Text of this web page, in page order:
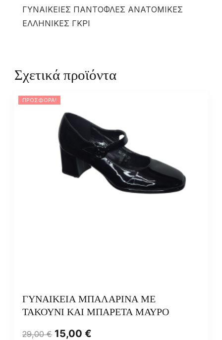
ΓΥΝΑΙΚΕΙΕΣ ΠΑΝΤΟΦΛΕΣ ΑΝΑΤΟΜΙΚΕΣ
ΕΛΛΗΝΙΚΕΣ ΓΚΡΙ
Σχετικά προϊόντα
ΠΡΟΣΦΟΡΆ!
ΓΥΝΑΙΚΕΙΑ ΜΠΑΛΑΡΙΝΑ ΜΕ
ΤΑΚΟΥΝΙ ΚΑΙ ΜΠΑΡΕΤΑ ΜΑΥΡΟ
29,00€ 15,00 €